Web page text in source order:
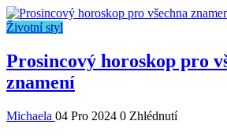
Životní styl
Prosincový horoskop pro
znamení
Michaela 04 Pro 2024 0 Zhlédnutí